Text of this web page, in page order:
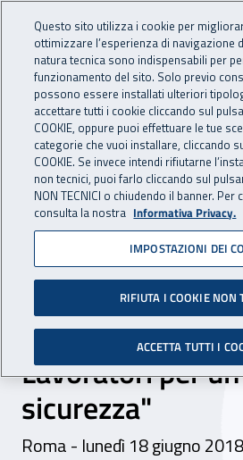
INAIL - Istituto
Navigazione
Navigazione - Ti trovi in:
Home Inail comunica Eventi
18 giugno 2018
Evento di
Arles, "Attività
Rappresentante
Lavoratori per
sicurezza"
Roma - lunedì 18 giugno 2018
Questo sito utilizza i cookie per
ottimizzare l’esperienza di navigazione
natura tecnica sono indispensabili per
funzionamento del sito. Solo previo
possono essere installati ulteriori
accettare tutti i cookie cliccando sul
COOKIE, oppure puoi effettuare le tue
categorie che vuoi installare, cliccando
COOKIE. Se invece intendi rifiutarne
non tecnici, puoi farlo cliccando sul
NON TECNICI o chiudendo il banner.
consulta la nostra Informativa Privacy.
IMPOSTAZIONI DEI
RIFIUTA I COOKIE NON
ACCETTA TUTTI I